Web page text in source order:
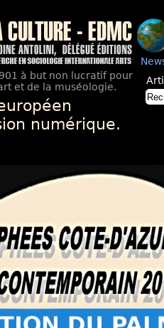
à but non lucratif pour
et de la muséologie.
numérique.